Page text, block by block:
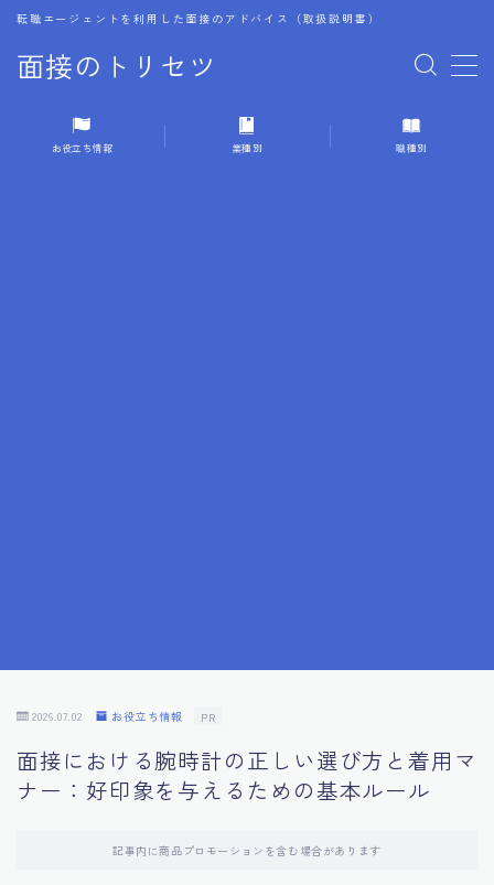
面接のトリセツ
転職エージェントを利用した面接のアドバイス（取扱説明書）
MENU
1.成功する面接戦略
10.フィードバックを活用する方法
11.オンライン面接の成功への鍵
お役立ち情報 業種別 職種別
2026.07.02 お役立ち情報 PR
面接における腕時計の正しい選び方と着用マ
ナー：好印象を与えるための基本ルール
記事内に商品プロモーションを含む場合があります